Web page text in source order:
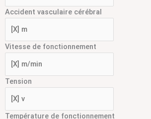
Accident vasculaire cérébral
Vitesse de fonctionnement
Tension
Température de fonctionnement